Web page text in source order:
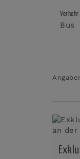
Verkehr
Bus